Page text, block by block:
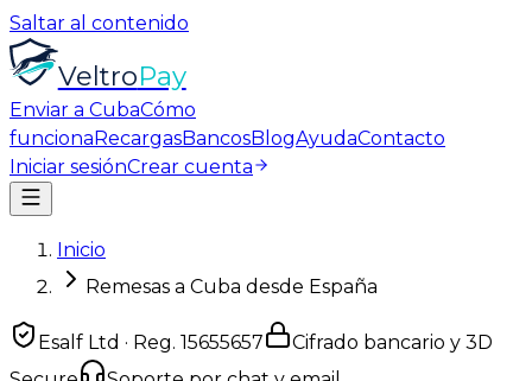
Saltar al contenido
VeltroPay
Enviar a CubaCómo
funcionaRecargasBancosBlogAyudaContacto
Iniciar sesiónCrear cuenta
Inicio
Remesas a Cuba desde España
Esalf Ltd · Reg. 15655657
Cifrado bancario y 3D